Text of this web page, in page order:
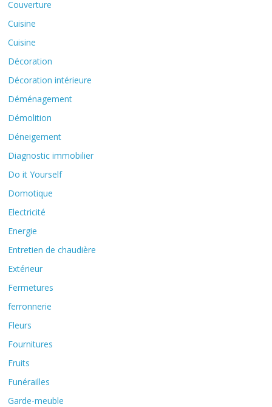
Couverture
Cuisine
Cuisine
Décoration
Décoration intérieure
Déménagement
Démolition
Déneigement
Diagnostic immobilier
Do it Yourself
Domotique
Electricité
Energie
Entretien de chaudière
Extérieur
Fermetures
ferronnerie
Fleurs
Fournitures
Fruits
Funérailles
Garde-meuble